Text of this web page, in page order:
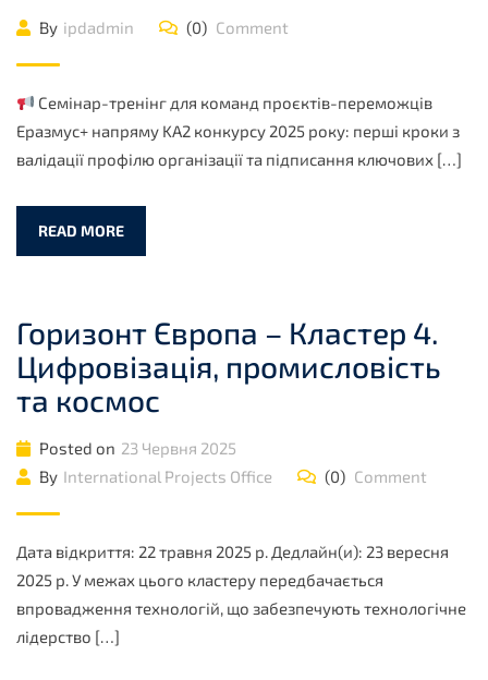
By ipdadmin (0) Comment
Семінар-тренінг для команд проєктів-переможців
Еразмус+ напряму KA2 конкурсу 2025 року: перші кроки з
валідації профілю організації та підписання ключових […]
READ MORE
Горизонт Європа – Кластер 4.
Цифровізація, промисловість
та космос
Posted on 23 Червня 2025
By International Projects Office (0) Comment
Дата відкриття: 22 травня 2025 р. Дедлайн(и): 23 вересня
2025 р. У межах цього кластеру передбачається
впровадження технологій, що забезпечують технологічне
лідерство […]